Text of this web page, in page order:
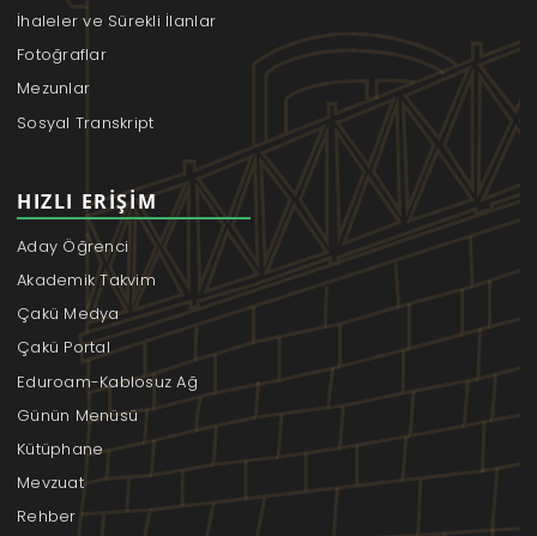
İhaleler ve Sürekli İlanlar
Fotoğraflar
Mezunlar
Sosyal Transkript
HIZLI ERIŞIM
Aday Öğrenci
Akademik Takvim
Çakü Medya
Çakü Portal
Eduroam-Kablosuz Ağ
Günün Menüsü
Kütüphane
Mevzuat
Rehber